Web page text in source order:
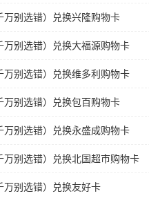
万别选错）兑换兴隆购物卡
万别选错）兑换大福源购物卡
万别选错）兑换维多利购物卡
万别选错）兑换包百购物卡
万别选错）兑换永盛成购物卡
万别选错）兑换北国超市购物卡
万别选错）兑换友好卡